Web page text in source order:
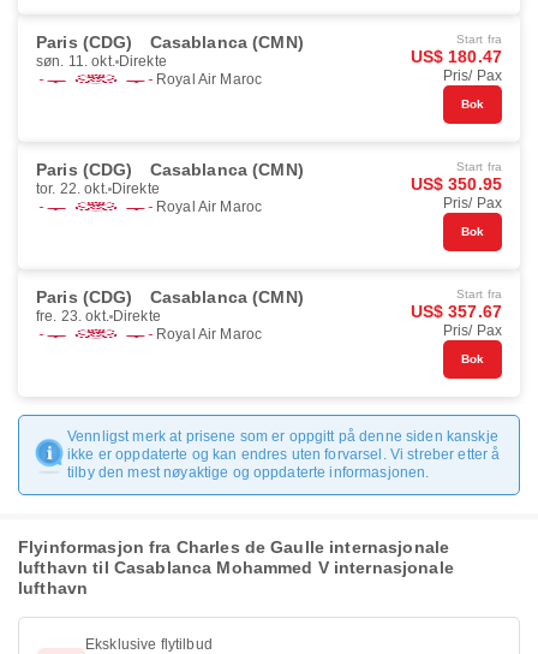
Paris (CDG) Casablanca (CMN)
søn. 11. okt. Direkte
Royal Air Maroc
Start fra
US$ 180.47
Pris/ Pax
Bok
Paris (CDG) Casablanca (CMN)
tor. 22. okt. Direkte
Royal Air Maroc
Start fra
US$ 350.95
Pris/ Pax
Bok
Paris (CDG) Casablanca (CMN)
fre. 23. okt. Direkte
Royal Air Maroc
Start fra
US$ 357.67
Pris/ Pax
Bok
Vennligst merk at prisene som er oppgitt på denne siden kanskje
ikke er oppdaterte og kan endres uten forvarsel. Vi streber etter å
tilby den mest nøyaktige og oppdaterte informasjonen.
Flyinformasjon fra Charles de Gaulle internasjonale
lufthavn til Casablanca Mohammed V internasjonale
lufthavn
Eksklusive flytilbud